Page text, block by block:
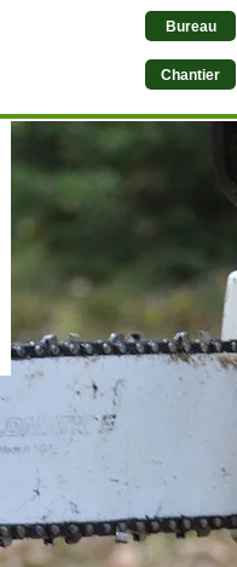
Bureau
Chantier